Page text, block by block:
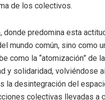
de los colectivos.
donde predomina esta
mundo común, sino como
como la “atomización” de
y solidaridad, volviéndose
la desintegración del
colectivas llevadas a